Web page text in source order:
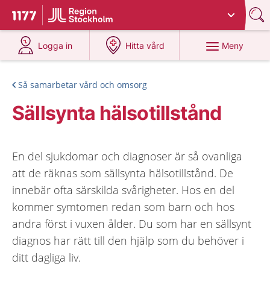
Till startsidan för 1177
Du har valt region
Logga in
på 1177.se
Hitta vård
på 1177.se
Meny
Så samarbetar vård och omsorg
Sällsynta hälsotillstånd
En del sjukdomar och diagnoser är så ovanliga
att de räknas som sällsynta hälsotillstånd. De
innebär ofta särskilda svårigheter. Hos en del
kommer symtomen redan som barn och hos
andra först i vuxen ålder. Du som har en sällsynt
diagnos har rätt till den hjälp som du behöver i
ditt dagliga liv.